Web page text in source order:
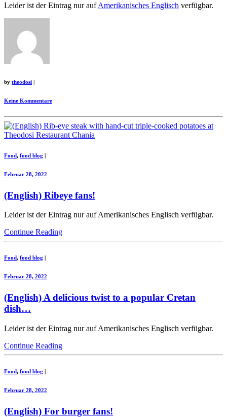
Leider ist der Eintrag nur aufAmerikanisches Englisch verfügbar.
by theodosi |
Keine Kommentare
Food, food blog |
Februar 28, 2022
(English) Ribeye fans!
Leider ist der Eintrag nur auf Amerikanisches Englisch verfügbar.
Continue Reading
Food, food blog
Februar 28, 2022
(English) A delicious twist to a popular Cretan
dish…
Leider ist der Eintrag nur auf Amerikanisches Englisch verfügbar.
Continue Reading
Food, food blog |
Februar 28, 2022
(English) For burger fans!